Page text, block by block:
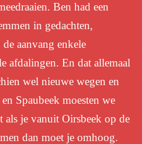
Ben had een
in gedachten,
aanvang enkele
afdalingen. En dat allemaal
wel nieuwe wegen en
Spaubeek moesten we
als je vanuit Oirsbeek op de
dan moet je omhoog.